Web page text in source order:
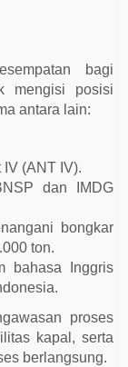
bagi
mengisi posisi
antara lain:
(ANT IV).
dan IMDG
bongkar
ton.
bahasa Inggris
proses
kapal, serta
berlangsung.